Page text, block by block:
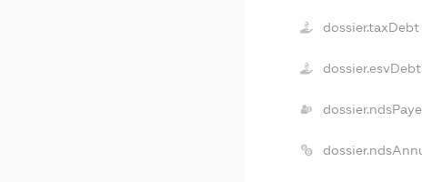
dossier.taxDebt
dossier.esvDebt